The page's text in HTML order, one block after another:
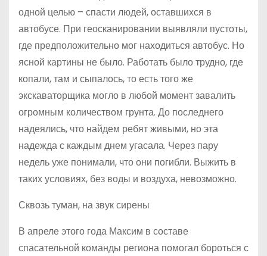
одной целью – спасти людей, оставшихся в
автобусе. При геосканировании выявляли пустоты,
где предположительно мог находиться автобус. Но
ясной картины не было. Работать было трудно, где
копали, там и сыпалось, то есть того же
экскаваторщика могло в любой момент завалить
огромным количеством грунта. До последнего
надеялись, что найдем ребят живыми, но эта
надежда с каждым днем угасала. Через пару
недель уже понимали, что они погибли. Выжить в
таких условиях, без воды и воздуха, невозможно.
Сквозь туман, на звук сирены
В апреле этого года Максим в составе
спасательной команды региона помогал бороться с